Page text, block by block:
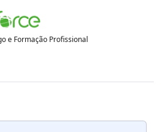
e Formação Profissional